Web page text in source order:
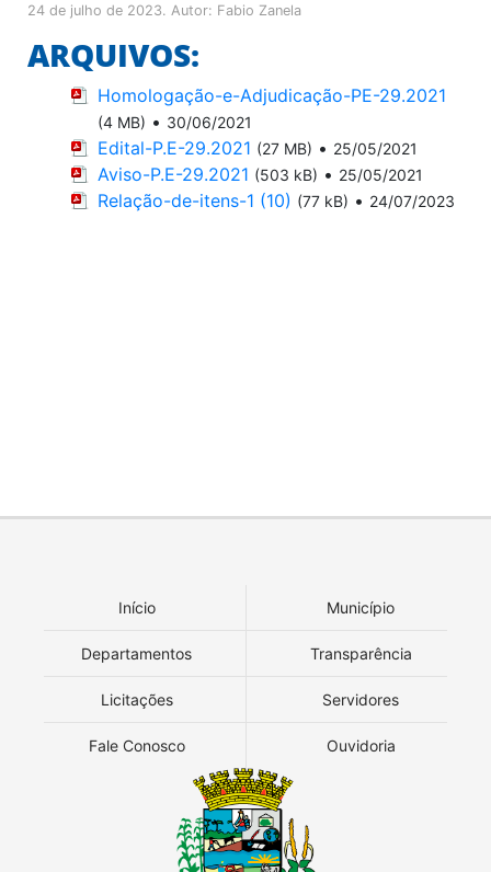
24 de julho de 2023. Autor: Fabio Zanela
ARQUIVOS:
Homologação-e-Adjudicação-PE-29.2021
(4 MB) • 30/06/2021
Edital-P.E-29.2021 (27 MB) • 25/05/2021
Aviso-P.E-29.2021 (503 kB) • 25/05/2021
Relação-de-itens-1 (10) (77 kB) • 24/07/2023
Início Município
Departamentos Transparência
Licitações Servidores
Fale Conosco Ouvidoria